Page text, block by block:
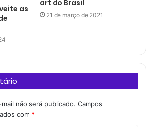
as
art do Brasil
21 de março de 2021
não será publicado. Campos
com *